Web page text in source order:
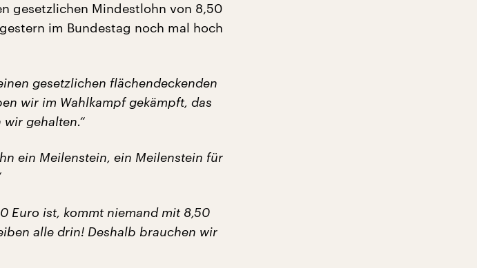
gesetzlichen Mindestlohn von 8,50
im Bundestag noch mal hoch
gesetzlichen flächendeckenden
wir im Wahlkampf gekämpft, das
gehalten.“
ein Meilenstein, ein Meilenstein für
Euro ist, kommt niemand mit 8,50
alle drin! Deshalb brauchen wir